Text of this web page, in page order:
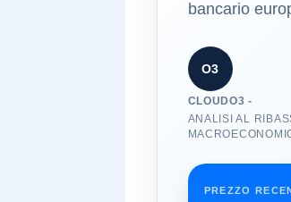
bancario
O3
CLOUDO3 -
ANALISI AL
PREZZO